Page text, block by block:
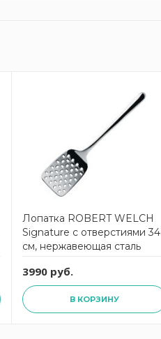
Лопатка ROBERT WELCH
Signature с отверстиями 34
см, нержавеющая сталь
3990 руб.
В КОРЗИНУ